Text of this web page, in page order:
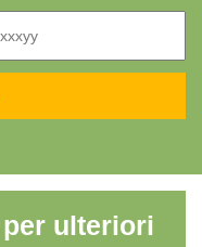
ulteriori